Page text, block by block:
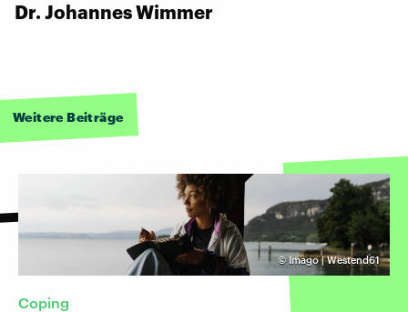
Dr. Johannes Wimmer
Weitere Beiträge
©Imago | Westend61
Coping